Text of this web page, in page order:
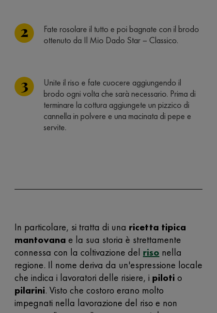
Fate rosolare il tutto e poi bagnate con il brodo
ottenuto da Il Mio Dado Star – Classico.
Unite il riso e fate cuocere aggiungendo il
brodo ogni volta che sarà necessario. Prima di
terminare la cottura aggiungete un pizzico di
cannella in polvere e una macinata di pepe e
servite.
In particolare, si tratta di una ricetta tipica
mantovana e la sua storia è strettamente
connessa con la coltivazione del riso nella
regione. Il nome deriva da un'espressione locale
che indica i lavoratori delle risiere, i piloti o
pilarini. Visto che costoro erano molto
impegnati nella lavorazione del riso e non